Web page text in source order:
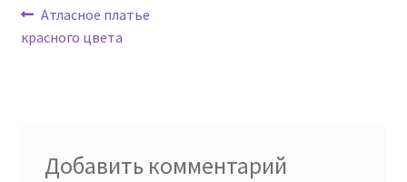
Навигация
по
Предыдущая
запись:
Атласное платье
красного цвета
Добавить комментарий